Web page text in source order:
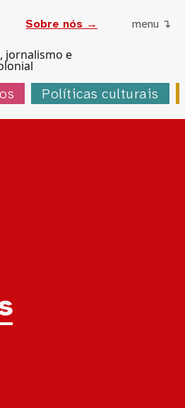
jornalismo e
Sobre nós → menu ↴
Políticas culturais